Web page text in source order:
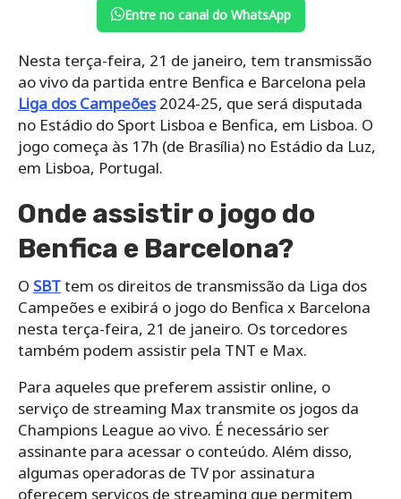
Entre no canal do WhatsApp
Nesta terça-feira, 21 de janeiro, tem transmissão
ao vivo da partida entre Benfica e Barcelona pela
Liga dos Campeões2024-25, que será disputada
no Estádio do Sport Lisboa e Benfica, em Lisboa. O
jogo começa às 17h (de Brasília) no Estádio da Luz,
em Lisboa, Portugal.
Onde assistir o jogo do
Benfica e Barcelona?
O SBTtem os direitos de transmissão da Liga dos
Campeões e exibirá o jogo do Benfica x Barcelona
nesta terça-feira, 21 de janeiro. Os torcedores
também podem assistir pela TNT e Max.
Para aqueles que preferem assistir online, o
serviço de streaming Max transmite os jogos da
Champions League ao vivo. É necessário ser
assinante para acessar o conteúdo. Além disso,
algumas operadoras de TV por assinatura
oferecem serviços de streaming que permitem